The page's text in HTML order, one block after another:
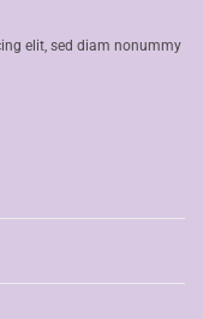
elit, sed diam nonummy